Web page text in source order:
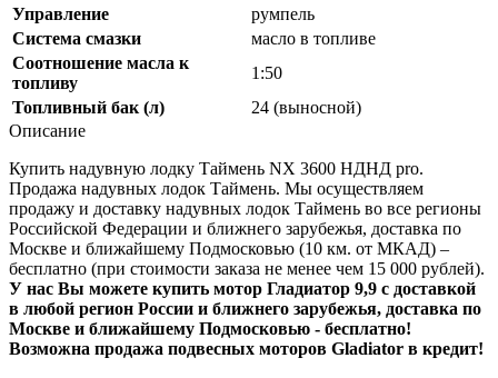
Управление
румпель
Система смазки
масло в топливе
Соотношение масла к
топливу
1:50
Топливный бак (л)
24 (выносной)
Описание
Купить надувную лодку Таймень NX 3600 НДНД pro.
Продажа надувных лодок Таймень. Мы осуществляем
продажу и доставку надувных лодок Таймень во все регионы
Российской Федерации и ближнего зарубежья, доставка по
Москве и ближайшему Подмосковью (10 км. от МКАД) –
бесплатно (при стоимости заказа не менее чем 15 000 рублей).
У нас Вы можете купить мотор Гладиатор 9,9 с доставкой
в любой регион России и ближнего зарубежья, доставка по
Москве и ближайшему Подмосковью - бесплатно!
Возможна продажа подвесных моторов Gladiator в кредит!